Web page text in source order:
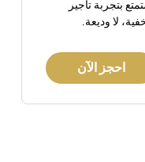
بتجربة تأجير
لا وديعة.
احجز الآن